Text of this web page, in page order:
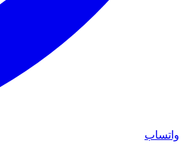
واتساب